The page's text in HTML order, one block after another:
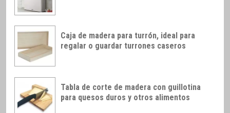
Caja de madera para turrón, ideal para
regalar o guardar turrones caseros
Tabla de corte de madera con guillotina
para quesos duros y otros alimentos